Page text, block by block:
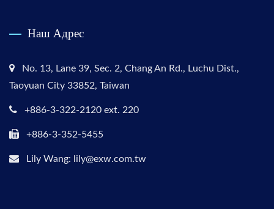
Наш Адрес
No. 13, Lane 39, Sec. 2, Chang An Rd., Luchu Dist.,
Taoyuan City 33852, Taiwan
+886-3-322-2120 ext. 220
+886-3-352-5455
Lily Wang: lily@exw.com.tw